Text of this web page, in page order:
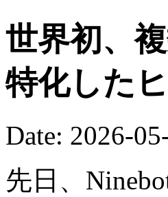
世界初、
特化した
Date: 2026-
先日、